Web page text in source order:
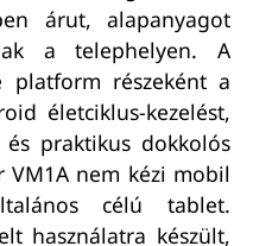
árut, alapanyagot
a telephelyen. A
platform részeként a
életciklus-kezelést,
praktikus dokkolós
nem kézi mobil
célú tablet.
használatra készült,